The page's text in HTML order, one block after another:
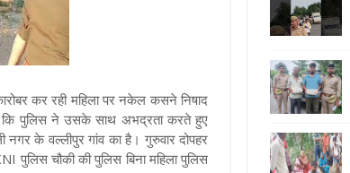
कर रही महिला पर नकेल कसने निषाद
है कि पुलिस ने उसके साथ अभद्रता करते हुए
नगर के वल्लीपुर गांव का है। गुरुवार दोपहर
पुलिस चौकी की पुलिस बिना महिला पुलिस